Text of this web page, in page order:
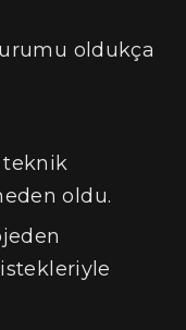
oldukça
teknik
oldu.
istekleriyle